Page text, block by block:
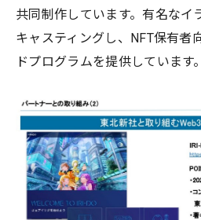
共同制作しています。有名なイ
キャスティングし、NFT保有者
ドプログラムを提供しています。